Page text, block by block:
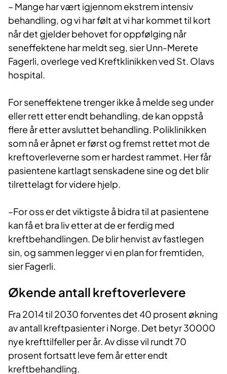
– Mange har vært igjennom ekstrem intensiv
behandling, og vi har følt at vi har kommet til kort
når det gjelder behovet for oppfølging når
seneffektene har meldt seg, sier Unn-Merete
Fagerli, overlege ved Kreftklinikken ved St. Olavs
hospital.
For seneffektene trenger ikke å melde seg under
eller rett etter endt behandling, de kan oppstå
flere år etter avsluttet behandling. Poliklinikken
som nå er åpnet er først og fremst rettet mot de
kreftoverleverne som er hardest rammet. Her får
pasientene kartlagt senskadene sine og det blir
tilrettelagt for videre hjelp.
–For oss er det viktigste å bidra til at pasientene
kan få et bra liv etter at de er ferdig med
kreftbehandlingen. De blir henvist av fastlegen
sin, og sammen legger vi en plan for fremtiden,
sier Fagerli.
Økende antall kreftoverlevere
Fra 2014 til 2030 forventes det 40 prosent økning
av antall kreftpasienter i Norge. Det betyr 30000
nye krefttilfeller per år. Av disse vil rundt 70
prosent fortsatt leve fem år etter endt
kreftbehandling.